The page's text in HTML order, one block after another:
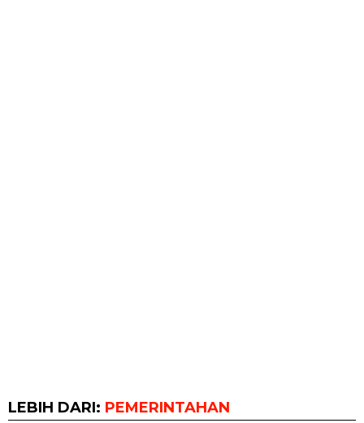
LEBIH DARI: PEMERINTAHAN